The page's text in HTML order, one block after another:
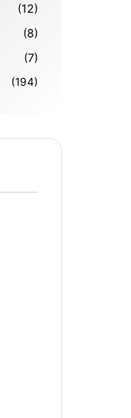
(12)
(8)
(7)
(194)